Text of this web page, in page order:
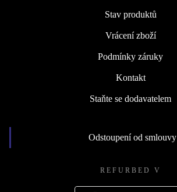
Stav produktů
Vrácení zboží
Podmínky záruky
Kontakt
Staňte se dodavatelem
Odstoupení od smlouvy
REFURBED V